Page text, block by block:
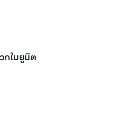
กในยูนิต